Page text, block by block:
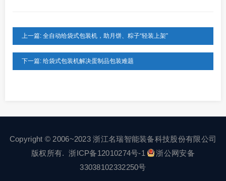
上一篇: 全自动给袋式包装机，助月饼、粽子“轻装上架”
下一篇: 给袋式包装机解决蛋制品包装难题
Copyright © 2006~2023 浙江名瑞智能装备科技股份有限公司
版权所有.浙ICP备12010274号-1
浙公网安备
33038102332250号